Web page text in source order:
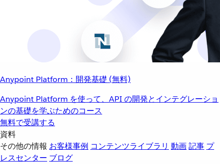
Anypoint Platform：開発基礎 (無料)
Anypoint Platform を使って、API の開発とインテグレーショ
ンの基礎を学ぶためのコース
無料で受講する
資料
その他の情報 お客様事例 コンテンツライブラリ 動画記事 プ
レスセンター ブログ